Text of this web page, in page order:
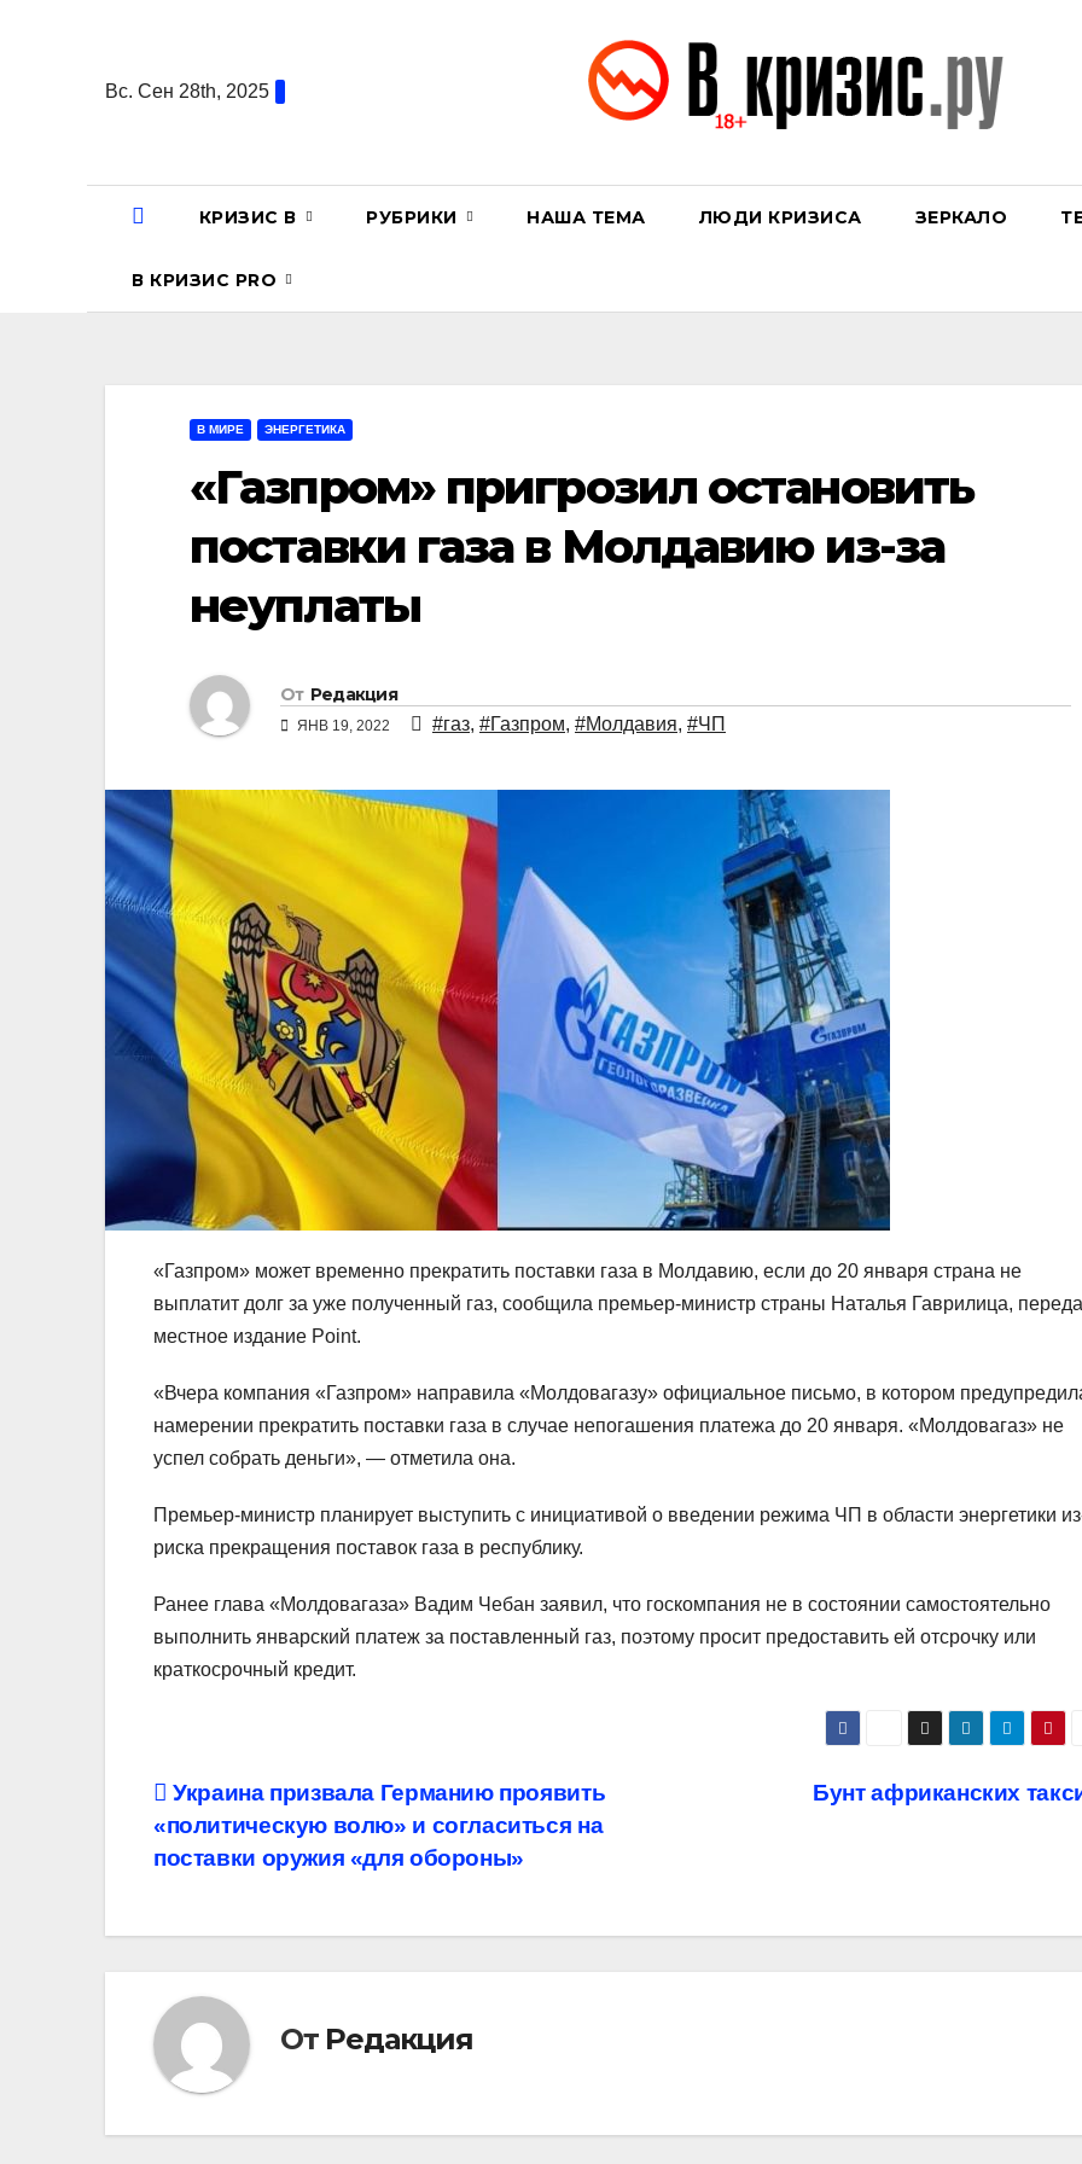
содержаниюВс. Сен 28th, 2025
КРИЗИС В РУБРИКИ НАША ТЕМА ЛЮДИ КРИЗИСА ЗЕРКАЛО
В КРИЗИС PRO
В МИРЕ ЭНЕРГЕТИКА
«Газпром» пригрозил остановить
поставки газа в Молдавию из-за
неуплаты
От Редакция
ЯНВ 19, 2022 #газ, #Газпром, #Молдавия, #ЧП
«Газпром» может временно прекратить поставки газа в Молдавию, если до 20 января страна не
выплатит долг за уже полученный газ, сообщила премьер-министр страны Наталья Гаврилица,
местное издание Point.
«Вчера компания «Газпром» направила «Молдовагазу» официальное письмо, в котором
намерении прекратить поставки газа в случае непогашения платежа до 20 января. «Молдовагаз» не
успел собрать деньги», — отметила она.
Премьер-министр планирует выступить с инициативой о введении режима ЧП в области энергетики
риска прекращения поставок газа в республику.
Ранее глава «Молдовагаза» Вадим Чебан заявил, что госкомпания не в состоянии самостоятельно
выполнить январский платеж за поставленный газ, поэтому просит предоставить ей отсрочку или
краткосрочный кредит.
Навигация
по
Бунт африканских
Украина призвала Германию проявить
«политическую волю» и согласиться на
поставки оружия «для обороны»
От Редакция